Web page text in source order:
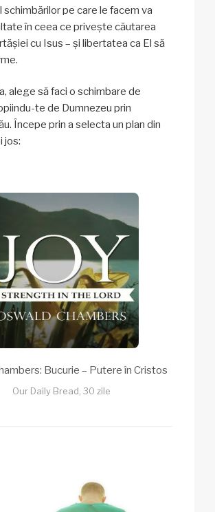
schimbărilor pe care le facem va
în ceea ce privește căutarea
cu Isus – și libertatea ca El să
alege să faci o schimbare de
te de Dumnezeu prin
Începe prin a selecta un plan din
jos:
Bucurie – Putere în Cristos
Our Daily Bread, 30 zile